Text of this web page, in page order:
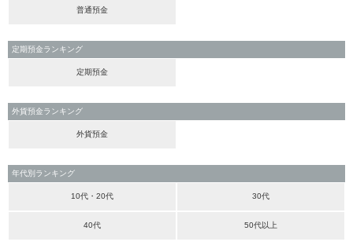
普通預金
定期預金ランキング
定期預金
外貨預金ランキング
外貨預金
年代別ランキング
10代・20代 30代
40代 50代以上